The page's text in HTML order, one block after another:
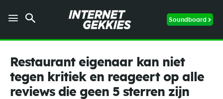
Soundboard
Restaurant eigenaar kan niet
tegen kritiek en reageert op alle
reviews die geen 5 sterren zijn